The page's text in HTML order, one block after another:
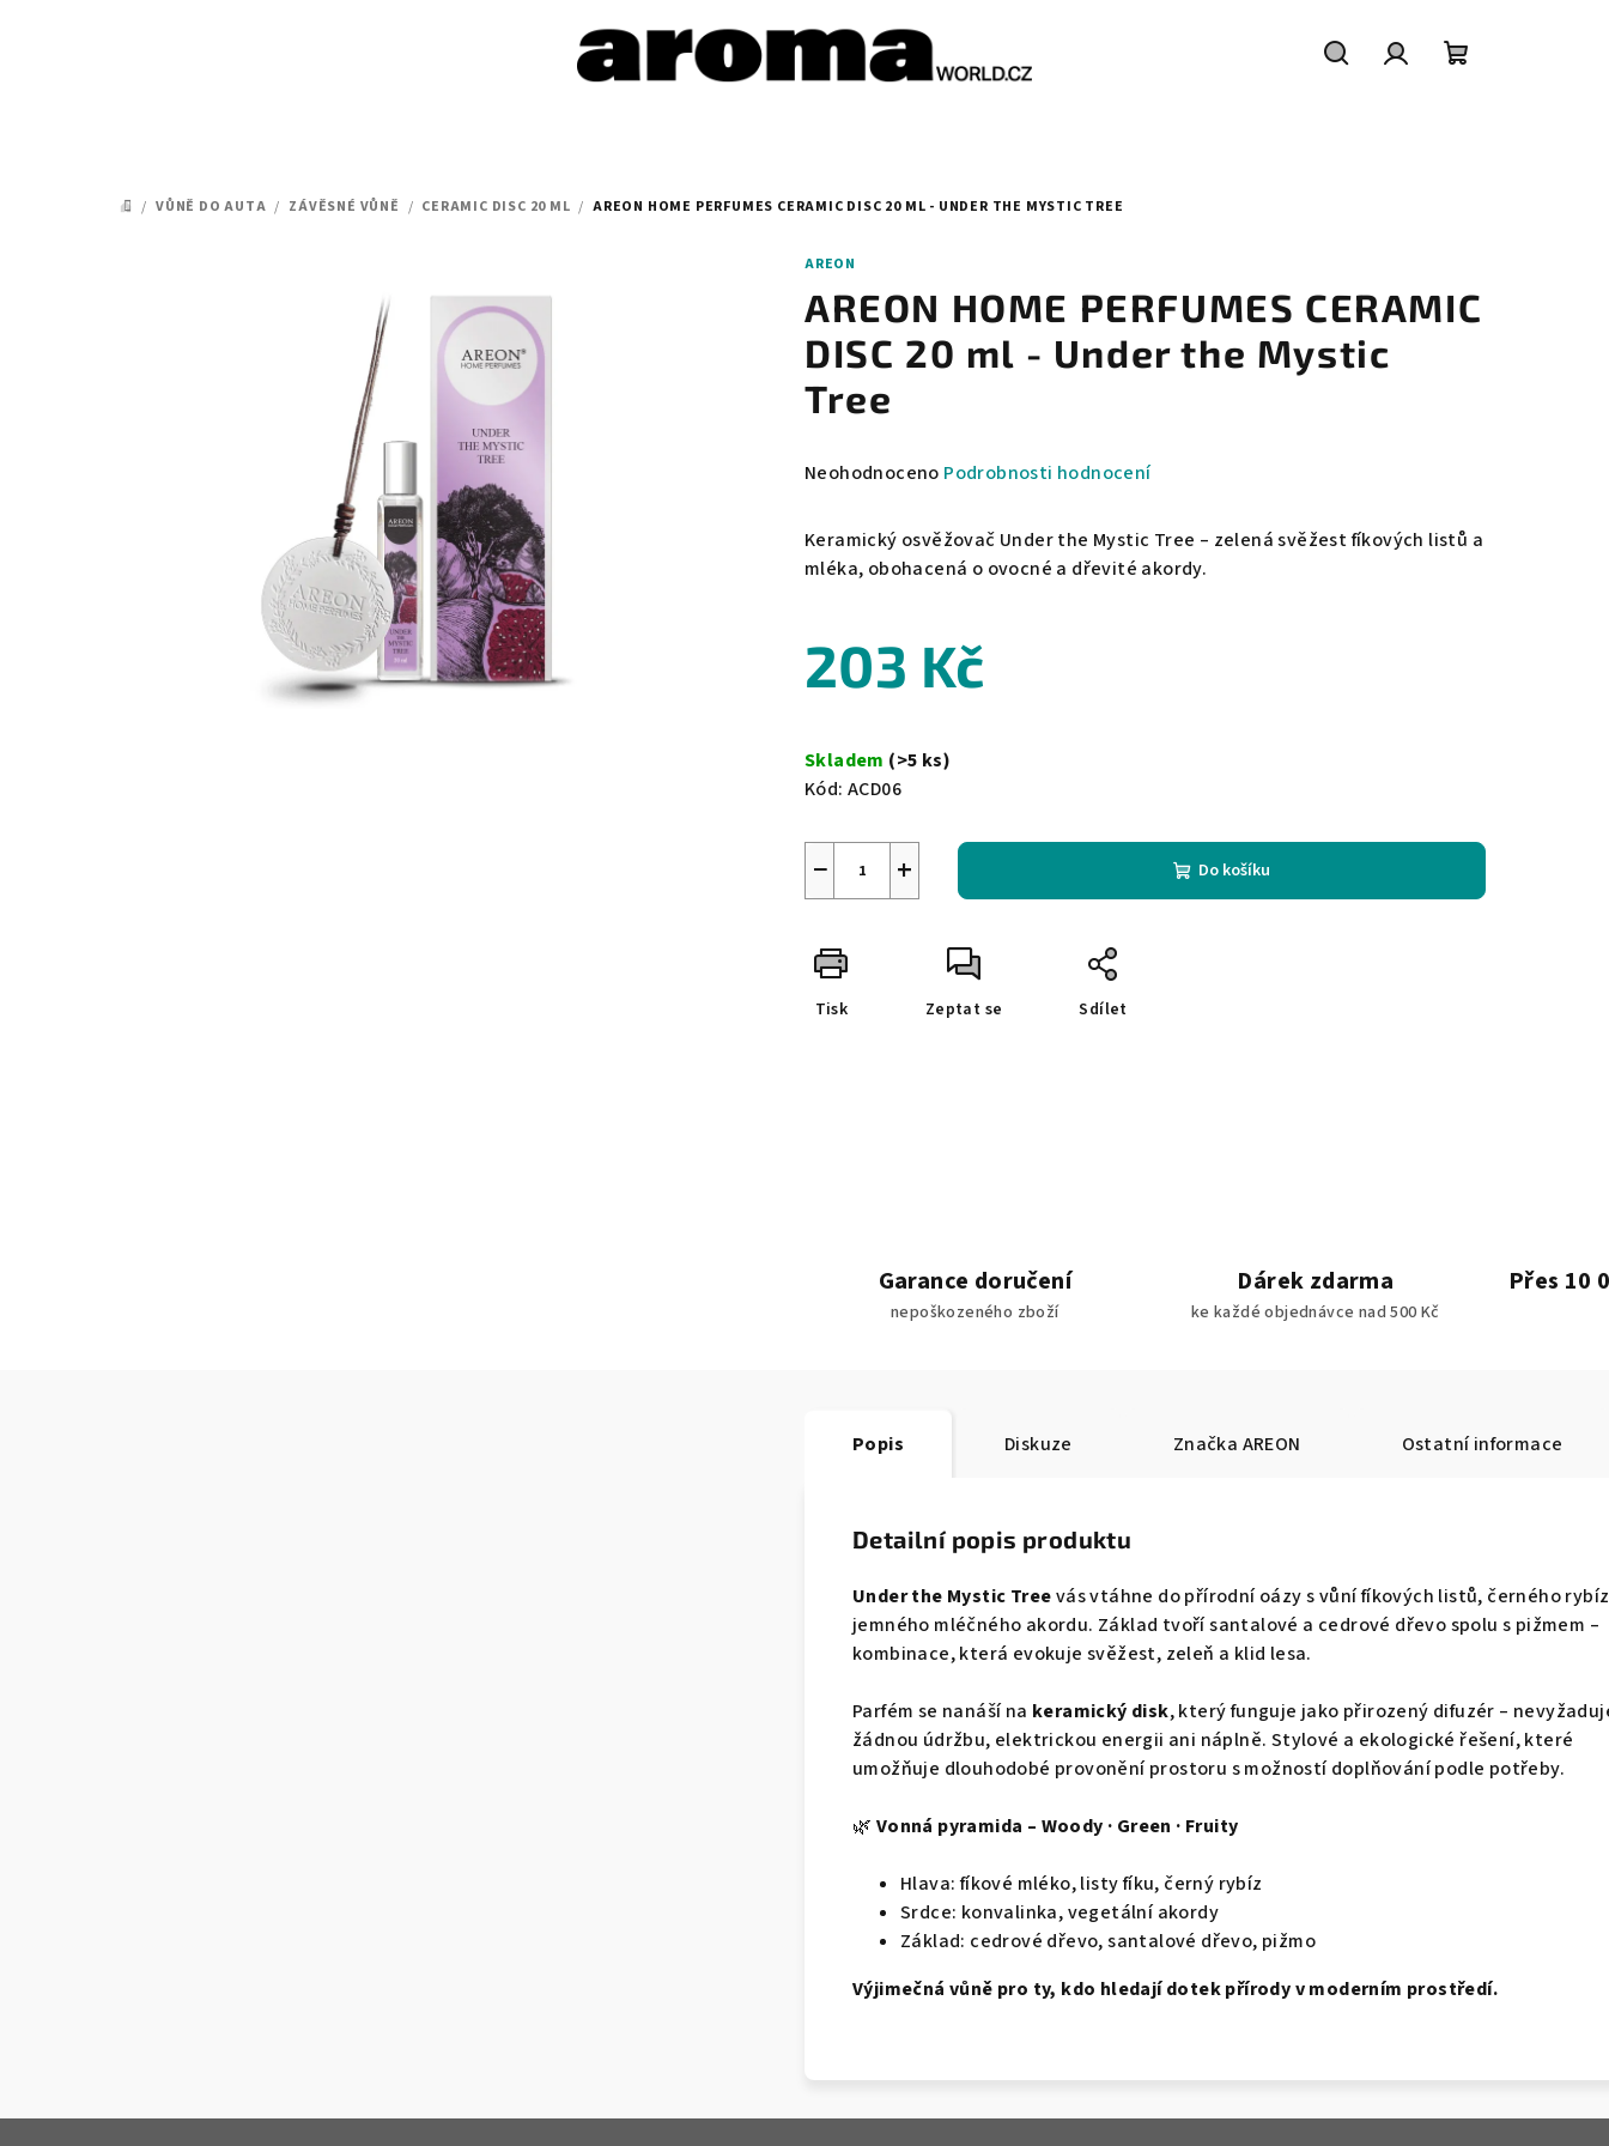
DOMŮ
/ VŮNĚ DO AUTA / ZÁVĚSNÉ VŮNĚ / CERAMIC DISC 20 ML / AREON HOME PERFUMES CERAMIC DISC 20 ML - UNDER THE MYSTIC TREE
AREON
AREON HOME PERFUMES CERAMIC
DISC 20 ml - Under the Mystic
Tree
Průměrné
produktu
5
hvězdiček.
Neohodnoceno Podrobnosti hodnocení
Keramický osvěžovač Under the Mystic Tree – zelená svěžest fíkových listů a
mléka, obohacená o ovocné a dřevité akordy.
203 Kč
cena:
Skladem (>5 ks)
Kód: ACD06
+
− Do košíku
Tisk Zeptat se Sdílet
Garance doručení
nepoškozeného zboží
Dárek zdarma
ke každé objednávce nad 500 Kč
Přes 10
Popis Diskuze Značka AREON Ostatní informace
Detailní popis produktu
Under the Mystic Treevás vtáhne do přírodní oázy s vůní fíkových listů, černého
jemného mléčného akordu. Základ tvoří santalové a cedrové dřevo spolu s pižmem –
kombinace, která evokuje svěžest, zeleň a klid lesa.
Parfém se nanáší na keramický disk, který funguje jako přirozený difuzér –
žádnou údržbu, elektrickou energii ani náplně. Stylové a ekologické řešení, které
umožňuje dlouhodobé provonění prostoru s možností doplňování podle potřeby.
🌿 Vonná pyramida – Woody · Green · Fruity
Hlava: fíkové mléko, listy fíku, černý rybíz
Srdce: konvalinka, vegetální akordy
Základ: cedrové dřevo, santalové dřevo, pižmo
Výjimečná vůně pro ty, kdo hledají dotek přírody v moderním prostředí.